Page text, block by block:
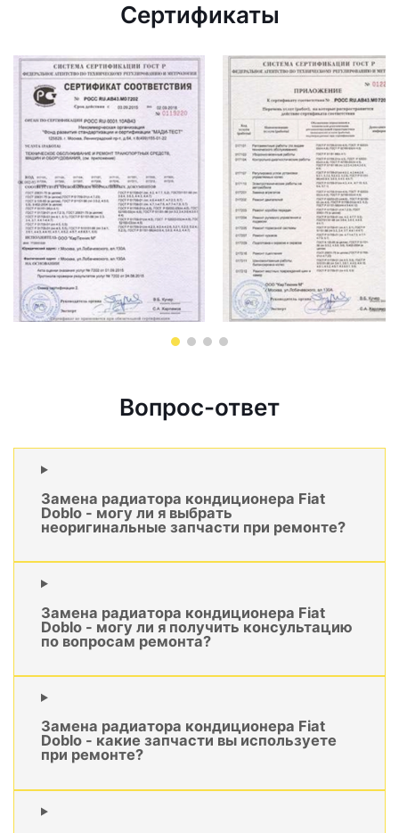
Сертификаты
Вопрос-ответ
Замена радиатора кондиционера Fiat
Doblo - могу ли я выбрать
неоригинальные запчасти при ремонте?
Замена радиатора кондиционера Fiat
Doblo - могу ли я получить консультацию
по вопросам ремонта?
Замена радиатора кондиционера Fiat
Doblo - какие запчасти вы используете
при ремонте?